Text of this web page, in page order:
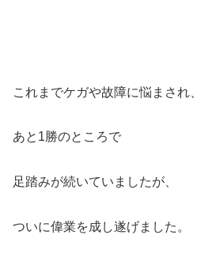
これまでケガや故障に悩まされ、
あと1勝のところで
足踏みが続いていましたが、
ついに偉業を成し遂げました。